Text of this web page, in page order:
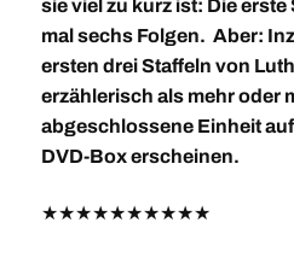
sie viel zu kurz ist: Die
mal sechs Folgen. Aber:
ersten drei Staffeln von
erzählerisch als mehr oder
abgeschlossene Einheit
DVD-Box erscheinen.
★★★★★★★★★★